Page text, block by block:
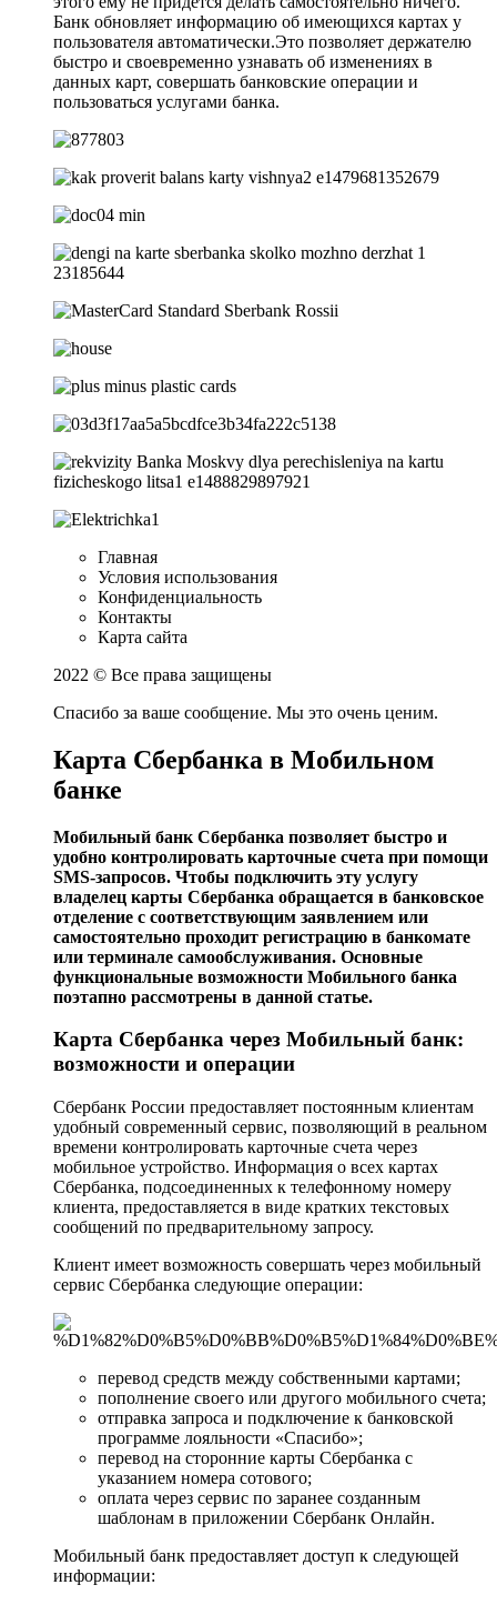
Банк обновляет информацию об имеющихся картах у
пользователя автоматически.Это позволяет держателю
быстро и своевременно узнавать об изменениях в
данных карт, совершать банковские операции и
пользоваться услугами банка.
Главная
Условия использования
Конфиденциальность
Контакты
Карта сайта
2022 © Все права защищены
Спасибо за ваше сообщение. Мы это очень ценим.
Карта Сбербанка в Мобильном
банке
Мобильный банк Сбербанка позволяет быстро и
удобно контролировать карточные счета при помощи
SMS-запросов. Чтобы подключить эту услугу
владелец карты Сбербанка обращается в банковское
отделение с соответствующим заявлением или
самостоятельно проходит регистрацию в банкомате
или терминале самообслуживания. Основные
функциональные возможности Мобильного банка
поэтапно рассмотрены в данной статье.
Карта Сбербанка через Мобильный банк:
возможности и операции
Сбербанк России предоставляет постоянным клиентам
удобный современный сервис, позволяющий в реальном
времени контролировать карточные счета через
мобильное устройство. Информация о всех картах
Сбербанка, подсоединенных к телефонному номеру
клиента, предоставляется в виде кратких текстовых
сообщений по предварительному запросу.
Клиент имеет возможность совершать через мобильный
сервис Сбербанка следующие операции:
перевод средств между собственными картами;
пополнение своего или другого мобильного счета;
отправка запроса и подключение к банковской
программе лояльности «Спасибо»;
перевод на сторонние карты Сбербанка с
указанием номера сотового;
оплата через сервис по заранее созданным
шаблонам в приложении Сбербанк Онлайн.
Мобильный банк предоставляет доступ к следующей
информации: